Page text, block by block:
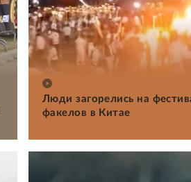
Люди загорелись на
факелов в Китае